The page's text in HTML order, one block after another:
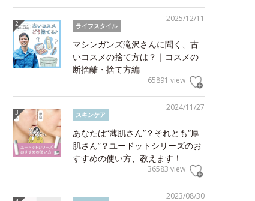
2025/12/11
ライフスタイル
マシンガンズ滝沢さんに聞く、古
いコスメの捨て方は？｜コスメの
断捨離・捨て方編
65891 view
2024/11/27
スキンケア
あなたは“薄肌さん”？それとも“厚
肌さん”？ユードットシリーズのお
すすめの使い方、教えます！
36583 view
2023/08/30